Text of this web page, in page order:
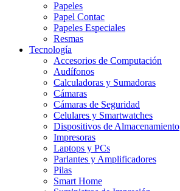
Papeles
Papel Contac
Papeles Especiales
Resmas
Tecnología
Accesorios de Computación
Audífonos
Calculadoras y Sumadoras
Cámaras
Cámaras de Seguridad
Celulares y Smartwatches
Dispositivos de Almacenamiento
Impresoras
Laptops y PCs
Parlantes y Amplificadores
Pilas
Smart Home